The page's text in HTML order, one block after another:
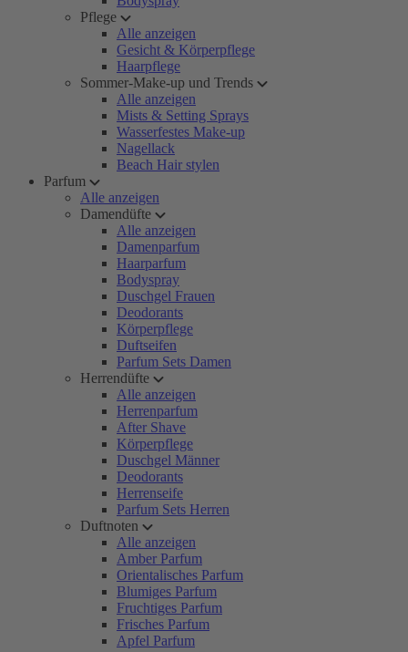
Pflege
Alle anzeigen
Gesicht & Körperpflege
Haarpflege
Sommer-Make-up und Trends
Alle anzeigen
Mists & Setting Sprays
Wasserfestes Make-up
Nagellack
Beach Hair stylen
Parfum
Alle anzeigen
Damendüfte
Alle anzeigen
Damenparfum
Haarparfum
Bodyspray
Duschgel Frauen
Deodorants
Körperpflege
Duftseifen
Parfum Sets Damen
Herrendüfte
Alle anzeigen
Herrenparfum
After Shave
Körperpflege
Duschgel Männer
Deodorants
Herrenseife
Parfum Sets Herren
Duftnoten
Alle anzeigen
Amber Parfum
Orientalisches Parfum
Blumiges Parfum
Fruchtiges Parfum
Frisches Parfum
Apfel Parfum